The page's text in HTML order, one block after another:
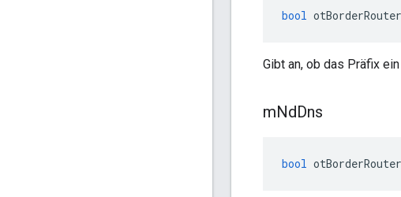
bool
Gibt an, ob das Präfix
mNdDns
bool